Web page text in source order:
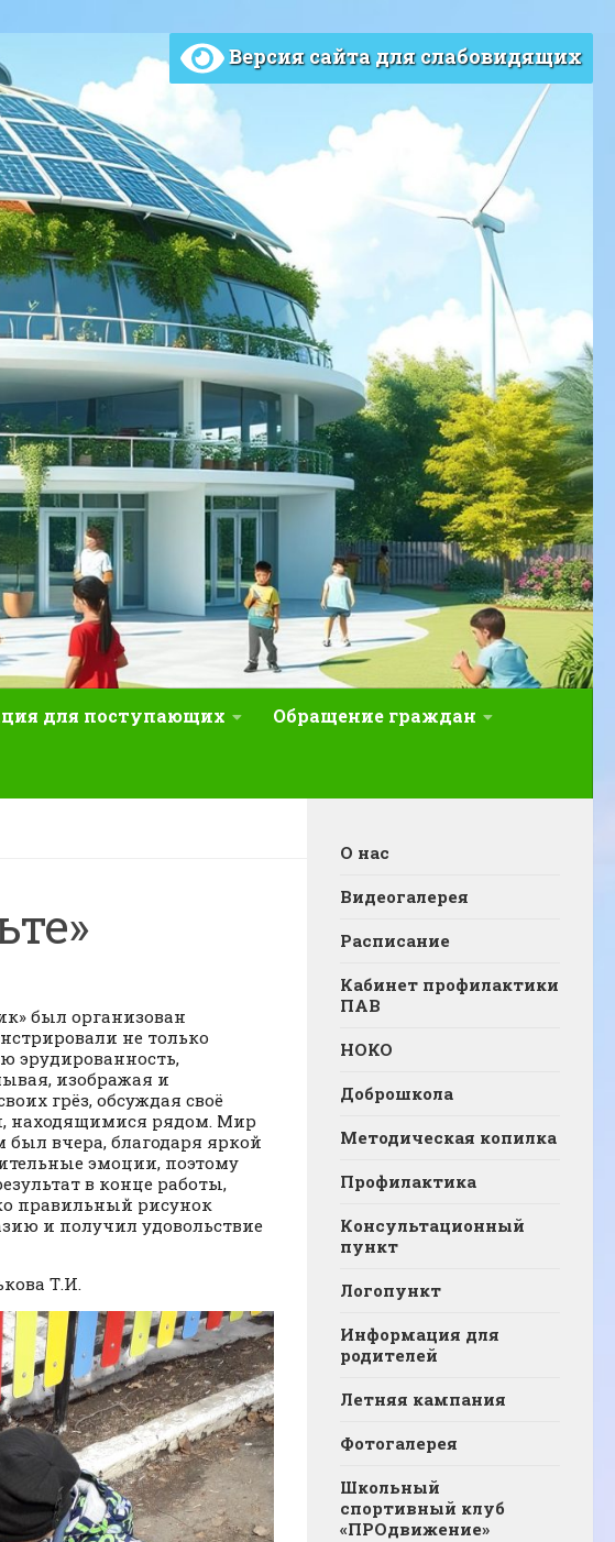
Версия сайта для слабовидящих
для поступающих Обращение граждан
был организован
не только
эрудированность,
изображая и
грёз, обсуждая своё
находящимися рядом. Мир
был вчера, благодаря яркой
эмоции, поэтому
в конце работы,
правильный рисунок
и получил удовольствие
Т.И.
О нас
Видеогалерея
Расписание
Кабинет профилактики
ПАВ
НОКО
Доброшкола
Методическая копилка
Профилактика
Консультационный
пункт
Логопункт
Информация для
родителей
Летняя кампания
Фотогалерея
Школьный
спортивный клуб
«ПРОдвижение»